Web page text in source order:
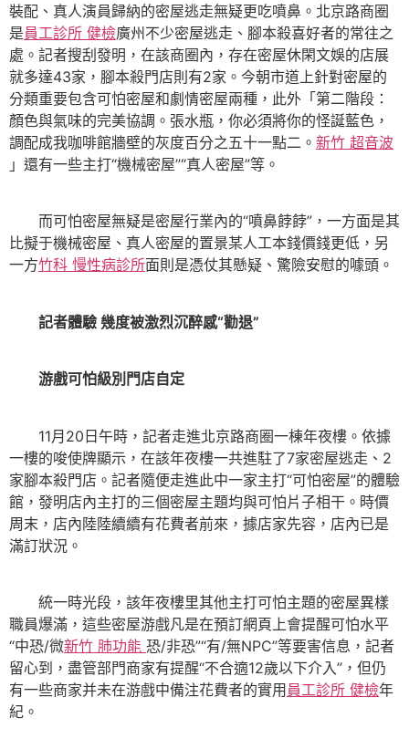
裝配、真人演員歸納的密屋逃走無疑更吃噴鼻。北京路商圈
是員工診所 健檢廣州不少密屋逃走、腳本殺喜好者的常往之
處。記者搜刮發明，在該商圈內，存在密屋休閑文娛的店展
就多達43家，腳本殺門店則有2家。今朝市道上針對密屋的
分類重要包含可怕密屋和劇情密屋兩種，此外「第二階段：
顏色與氣味的完美協調。張水瓶，你必須將你的怪誕藍色，
調配成我咖啡館牆壁的灰度百分之五十一點二。 新竹 超音波
」還有一些主打“機械密屋”“真人密屋”等。
而可怕密屋無疑是密屋行業內的“噴鼻餑餑”，一方面是其
比擬于機械密屋、真人密屋的置景某人工本錢價錢更低，另
一方竹科 慢性病診所面則是憑仗其懸疑、驚險安慰的噱頭。
記者體驗 幾度被激烈沉醉感“勸退”
游戲可怕級別門店自定
11月20日午時，記者走進北京路商圈一棟年夜樓。依據
一樓的唆使牌顯示，在該年夜樓一共進駐了7家密屋逃走、2
家腳本殺門店。記者隨便走進此中一家主打“可怕密屋”的體驗
館，發明店內主打的三個密屋主題均與可怕片子相干。時價
周末，店內陸陸續續有花費者前來，據店家先容，店內已是
滿訂狀況。
統一時光段，該年夜樓里其他主打可怕主題的密屋異樣
職員爆滿，這些密屋游戲凡是在預訂網頁上會提醒可怕水平
“中恐/微新竹 肺功能 恐/非恐”“有/無NPC”等要害信息，記者
留心到，盡管部門商家有提醒“不合適12歲以下介入”，但仍
有一些商家并未在游戲中備注花費者的實用 員工診所 健檢年
紀。